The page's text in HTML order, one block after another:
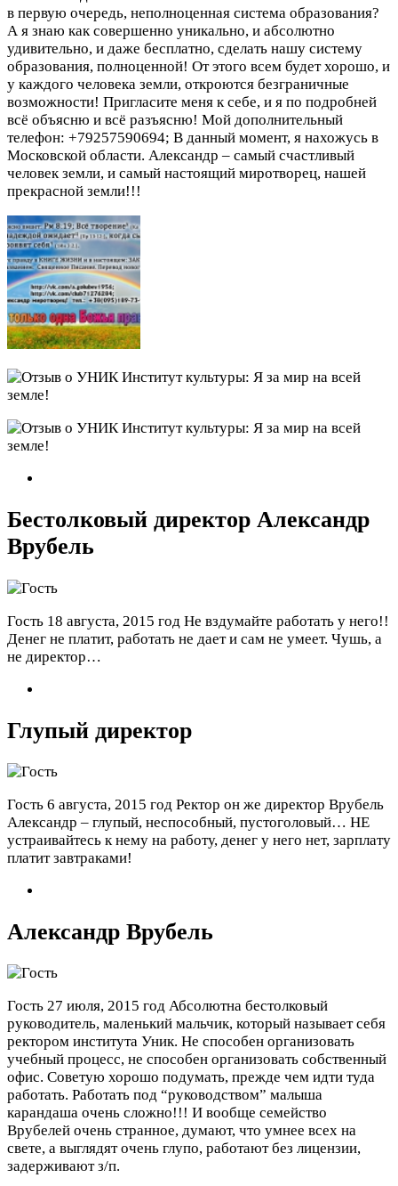
в первую очередь, неполноценная система образования?
А я знаю как совершенно уникально, и абсолютно
удивительно, и даже бесплатно, сделать нашу систему
образования, полноценной! От этого всем будет хорошо, и
у каждого человека земли, откроются безграничные
возможности! Пригласите меня к себе, и я по подробней
всё объясню и всё разъясню! Мой дополнительный
телефон: +79257590694; В данный момент, я нахожусь в
Московской области. Александр – самый счастливый
человек земли, и самый настоящий миротворец, нашей
прекрасной земли!!!
Бестолковый директор Александр
Врубель
Гость 18 августа, 2015 год Не вздумайте работать у него!!
Денег не платит, работать не дает и сам не умеет. Чушь, а
не директор…
Глупый директор
Гость 6 августа, 2015 год Ректор он же директор Врубель
Александр – глупый, неспособный, пустоголовый… НЕ
устраивайтесь к нему на работу, денег у него нет, зарплату
платит завтраками!
Александр Врубель
Гость 27 июля, 2015 год Абсолютна бестолковый
руководитель, маленький мальчик, который называет себя
ректором института Уник. Не способен организовать
учебный процесс, не способен организовать собственный
офис. Советую хорошо подумать, прежде чем идти туда
работать. Работать под “руководством” малыша
карандаша очень сложно!!! И вообще семейство
Врубелей очень странное, думают, что умнее всех на
свете, а выглядят очень глупо, работают без лицензии,
задерживают з/п.